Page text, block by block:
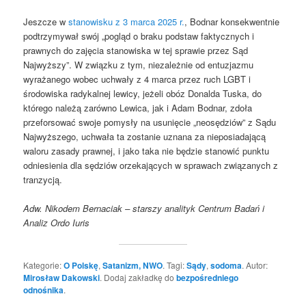
Jeszcze wstanowisku z 3 marca 2025 r., Bodnar konsekwentnie
podtrzymywał swój „pogląd o braku podstaw faktycznych i
prawnych do zajęcia stanowiska w tej sprawie przez Sąd
Najwyższy”. W związku z tym, niezależnie od entuzjazmu
wyrażanego wobec uchwały z 4 marca przez ruch LGBT i
środowiska radykalnej lewicy, jeżeli obóz Donalda Tuska, do
którego należą zarówno Lewica, jak i Adam Bodnar, zdoła
przeforsować swoje pomysły na usunięcie „neosędziów” z Sądu
Najwyższego, uchwała ta zostanie uznana za nieposiadającą
waloru zasady prawnej, i jako taka nie będzie stanowić punktu
odniesienia dla sędziów orzekających w sprawach związanych z
tranzycją.
Adw. Nikodem Bernaciak – starszy analityk Centrum Badań i
Analiz Ordo Iuris
Kategorie:O Polskę,Satanizm, NWO. Tagi:Sądy,sodoma. Autor:
Mirosław Dakowski. Dodaj zakładkę dobezpośredniego
odnośnika.